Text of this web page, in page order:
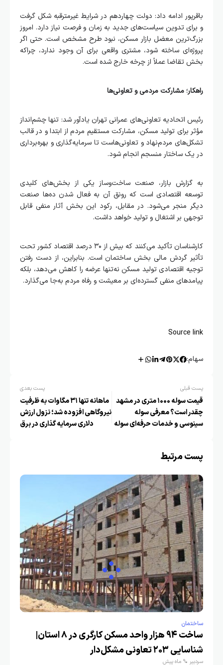
باقرپور ادامه داد: دولت چهاردهم در شرایط غیرمترقبه شکل گرفت
و برای تدوین سیاست‌های جدید به زمان و فرصت نیاز دارد. امروز
بزرگ‌ترین معضل بازار مسکن، نبود طرح مشخص است. حتی اگر
پروژه‌ای ساخته شود، مشتری واقعی برای آن وجود ندارد، چراکه
بخش تقاضا عملاً از چرخه خارج شده است.
راهکار؛ مشارکت مردمی و تعاونی‌ها
رئیس اتحادیه تعاونی‌های عمرانی تهران یادآور شد: تنها چشم‌انداز
مؤثر برای تولید مسکن، مشارکت مستقیم مردم از ابتدا و در قالب
تشکل‌های مردم‌نهاد و تعاونی‌هاست تا سرمایه‌گذاری و بهره‌برداری
در یک ساختار منسجم انجام شود.
به گزارش بازار، صنعت ساخت‌وساز یکی از بخش‌های کلیدی
توسعه اقتصادی است که رونق آن به فعال شدن ده‌ها صنعت
دیگر منجر می‌شود. در مقابل، رکود این بخش آثار منفی قابل
توجهی بر اشتغال و تولید خواهد داشت.
کارشناسان تأکید می‌کنند که بیش از ۳۰ درصد اقتصاد کشور تحت
تأثیر گردش مالی بخش ساختمان است. بنابراین، از دست رفتن
توجیه اقتصادی تولید مسکن نه‌تنها عرضه را کاهش می‌دهد، بلکه
پیامدهای منفی گسترده‌ای بر معیشت و رفاه مردم به‌جا می‌گذارد.
Source link
سهام:
پست قبلی
قیمت سوله ۱۰۰۰ متری در مشهد
چقدر است؟ معرفی سوله
سینوسی و خدمات حرفه‌ای سوله
پست بعدی
ماهانه تنها ۳۱ مگاوات به ظرفیت
نیروگاهی افزوده شد؛ نزول ارزش
دلاری سرمایه گذاری در برق
پست مرتبط
ساختمان
ساخت ۹۴ هزار واحد مسکن کارگری در ۸ استان|
شناسایی ۲۰۳ تعاونی مشکل‌دار
سردبیر 9 ماه پیش